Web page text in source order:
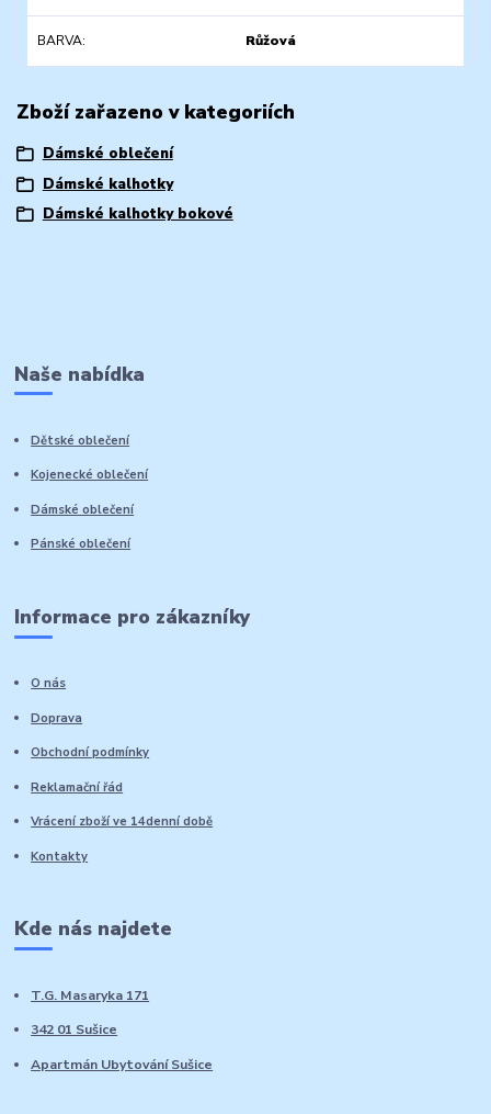
BARVA Růžová
Zboží zařazeno v kategoriích
Dámské oblečení
Dámské kalhotky
Dámské kalhotky bokové
Naše nabídka
Dětské oblečení
Kojenecké oblečení
Dámské oblečení
Pánské oblečení
Informace pro zákazníky
O nás
Doprava
Obchodní podmínky
Reklamační řád
Vrácení zboží ve 14denní době
Kontakty
Kde nás najdete
T.G. Masaryka 171
342 01 Sušice
Apartmán Ubytování Sušice